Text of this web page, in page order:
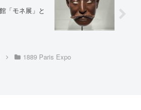
「モネ展」と
1889 Paris Expo